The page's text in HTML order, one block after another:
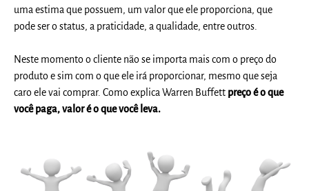
uma estima que possuem, um valor que ele proporciona, que
pode ser o status, a praticidade, a qualidade, entre outros.
Neste momento o cliente não se importa mais com o preço do
produto e sim com o que ele irá proporcionar, mesmo que seja
caro ele vai comprar. Como explica Warren Buffett preço é o que
você paga, valor é o que você leva.